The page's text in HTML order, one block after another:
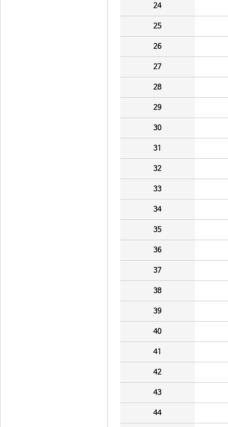
24
25
26
27
28
29
30
31
32
33
34
35
36
37
38
39
40
41
42
43
44